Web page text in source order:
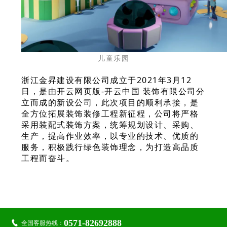
儿童乐园
浙江金昇建设有限公司成立于2021年3月12
日，是由开云网页版-开云中国 装饰有限公司分
立而成的新设公司，此次项目的顺利承接，是
全方位拓展装饰装修工程新征程，公司将严格
采用装配式装饰方案，统筹规划设计、采购、
生产，提高作业效率，以专业的技术、优质的
服务，积极践行绿色装饰理念，为打造高品质
工程而奋斗。
 全国客服热线：0571-82692888